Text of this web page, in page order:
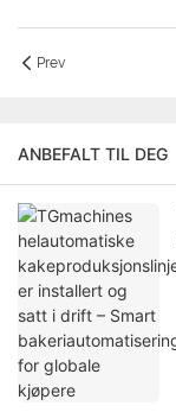
Prev
ANBEFALT TIL DEG